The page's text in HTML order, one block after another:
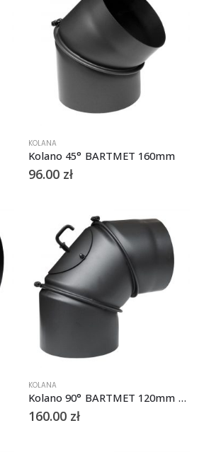
KOLANA
Kolano 45° BARTMET 160mm
96.00 zł
KOLANA
Kolano 90° BARTMET 120mm z szybrem
160.00 zł